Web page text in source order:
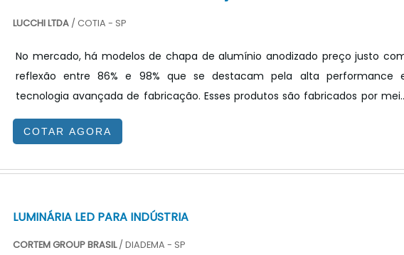
LUCCHI LTDA/ COTIA - SP
No mercado, há modelos de chapa de alumínio anodizado preço justo
reflexão entre 86% e 98% que se destacam pela alta performance
tecnologia avançada de fabricação. Esses produtos são fabricados por
do processo PVD (Physical Vepour Deposition, Deposição Física de Vapor em
português), que permite o aumento da aderência do revestimento através
alta pureza ou prata pura. INFORMAÇÕES ADICIONAIS SOBRE O
COTAR AGORA
LUMINÁRIA LED PARA INDÚSTRIA
CORTEM GROUP BRASIL/ DIADEMA - SP